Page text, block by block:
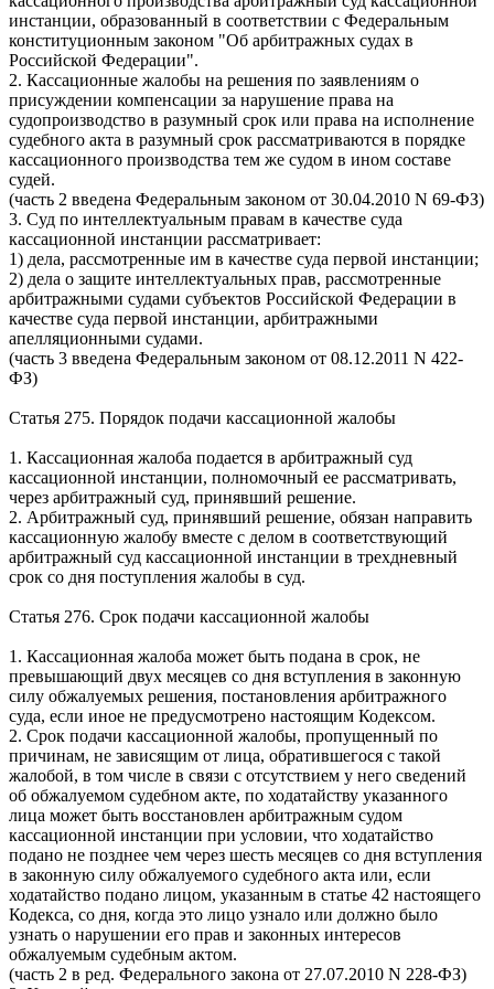
инстанции, образованный в соответствии с Федеральным
конституционным законом "Об арбитражных судах в
Российской Федерации".
2. Кассационные жалобы на решения по заявлениям о
присуждении компенсации за нарушение права на
судопроизводство в разумный срок или права на исполнение
судебного акта в разумный срок рассматриваются в порядке
кассационного производства тем же судом в ином составе
судей.
(часть 2 введена Федеральным законом от 30.04.2010 N 69-ФЗ)
3. Суд по интеллектуальным правам в качестве суда
кассационной инстанции рассматривает:
1) дела, рассмотренные им в качестве суда первой инстанции;
2) дела о защите интеллектуальных прав, рассмотренные
арбитражными судами субъектов Российской Федерации в
качестве суда первой инстанции, арбитражными
апелляционными судами.
(часть 3 введена Федеральным законом от 08.12.2011 N 422-
ФЗ)
Статья 275. Порядок подачи кассационной жалобы
1. Кассационная жалоба подается в арбитражный суд
кассационной инстанции, полномочный ее рассматривать,
через арбитражный суд, принявший решение.
2. Арбитражный суд, принявший решение, обязан направить
кассационную жалобу вместе с делом в соответствующий
арбитражный суд кассационной инстанции в трехдневный
срок со дня поступления жалобы в суд.
Статья 276. Срок подачи кассационной жалобы
1. Кассационная жалоба может быть подана в срок, не
превышающий двух месяцев со дня вступления в законную
силу обжалуемых решения, постановления арбитражного
суда, если иное не предусмотрено настоящим Кодексом.
2. Срок подачи кассационной жалобы, пропущенный по
причинам, не зависящим от лица, обратившегося с такой
жалобой, в том числе в связи с отсутствием у него сведений
об обжалуемом судебном акте, по ходатайству указанного
лица может быть восстановлен арбитражным судом
кассационной инстанции при условии, что ходатайство
подано не позднее чем через шесть месяцев со дня вступления
в законную силу обжалуемого судебного акта или, если
ходатайство подано лицом, указанным в статье 42 настоящего
Кодекса, со дня, когда это лицо узнало или должно было
узнать о нарушении его прав и законных интересов
обжалуемым судебным актом.
(часть 2 в ред. Федерального закона от 27.07.2010 N 228-ФЗ)